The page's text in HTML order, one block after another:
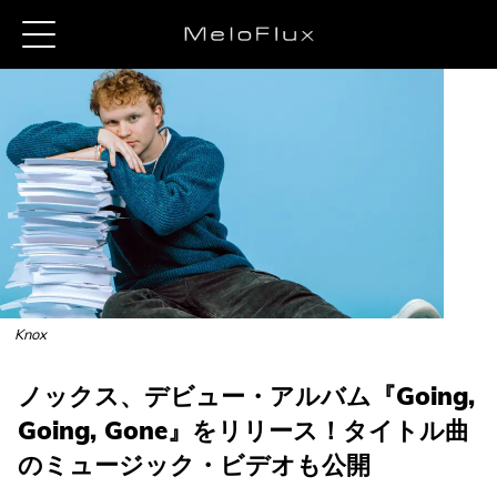
Knox
ノックス、デビュー・アルバム『Going,
Going, Gone』をリリース！タイトル曲
のミュージック・ビデオも公開